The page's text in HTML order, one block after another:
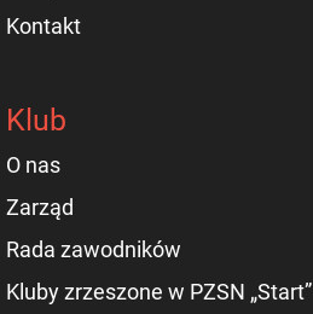
Kontakt
Klub
O nas
Zarząd
Rada zawodników
Kluby zrzeszone w PZSN „Start”